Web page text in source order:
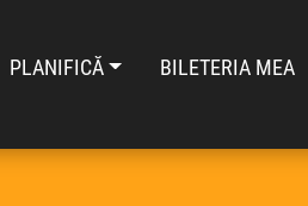
PLANIFICĂ BILETERIA MEA